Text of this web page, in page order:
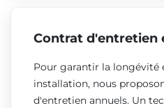
Contrat d'entretien
Pour garantir la longévité
installation, nous
d'entretien annuels. Un